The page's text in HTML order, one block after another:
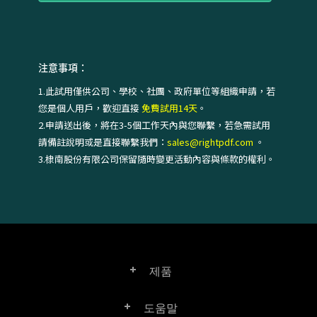
注意事項：
1.此試用僅供公司、學校、社團、政府單位等組織申請，若
您是個人用戶，歡迎直接 免費試用14天 。
2.申請送出後，將在3-5個工作天內與您聯繫，若急需試用
請備註說明或是直接聯繫我們： sales@rightpdf.com 。
3.棣南股份有限公司保留隨時變更活動內容與條款的權利。
제품
도움말